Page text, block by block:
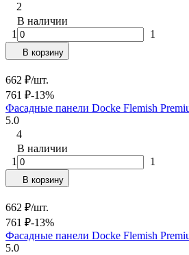
2
В наличии
1
1
В корзину
662 ₽/шт.
761 ₽-13%
Фасадные панели Docke Flemish
5.0
4
В наличии
1
1
В корзину
662 ₽/шт.
761 ₽-13%
Фасадные панели Docke Flemish
5.0